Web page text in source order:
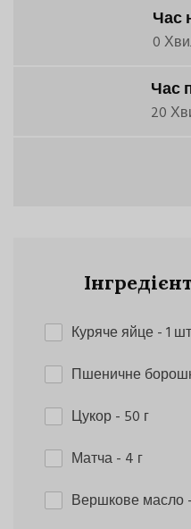
Час
0
Час
20
Куряче яйце- 1
Пшеничне
Цукор- 50 г
Матча- 4 г
Вершкове масло